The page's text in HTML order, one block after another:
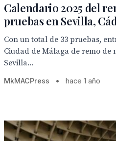
Calendario 2025 del
pruebas en Sevilla,
Con un total de 33 pruebas,
Ciudad de Málaga de remo de
Sevilla...
MkMACPress • hace 1 año